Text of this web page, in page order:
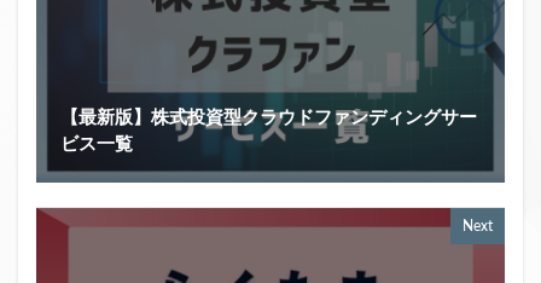
【最新版】株式投資型クラウドファンディングサー
ビス一覧
Next